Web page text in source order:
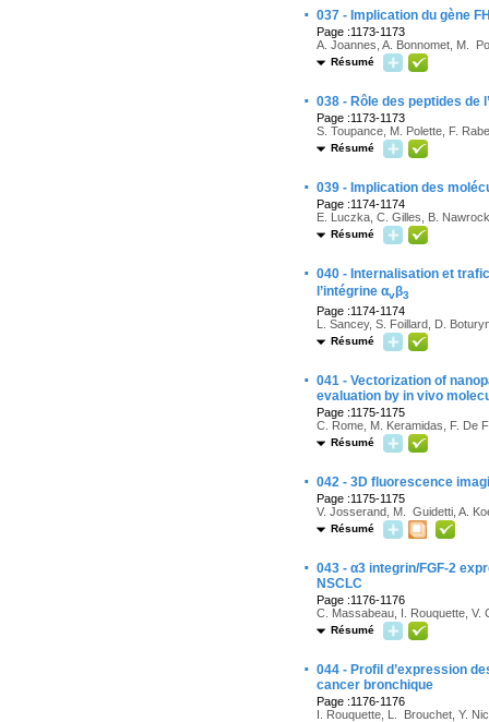
· 037 - Implication du gène
Page :1173-1173
A. Joannes, A. Bonnomet, M.
Résumé
· 038 - Rôle des peptides de
Page :1173-1173
S. Toupance, M. Polette, F.
Résumé
· 039 - Implication des
Page :1174-1174
E. Luczka, C. Gilles, B.
Résumé
· 040 - Internalisation et
l’intégrine αvβ3
Page :1174-1174
L. Sancey, S. Foillard, D.
Résumé
· 041 - Vectorization of
evaluation by in vivo
Page :1175-1175
C. Rome, M. Keramidas, F. De
Résumé
· 042 - 3D fluorescence
Page :1175-1175
V. Josserand, M. Guidetti, A.
Résumé
· 043 - α3 integrin/FGF-2
NSCLC
Page :1176-1176
C. Massabeau, I. Rouquette, V.
Résumé
· 044 - Profil d’expression
cancer bronchique
Page :1176-1176
I. Rouquette, L. Brouchet, Y.